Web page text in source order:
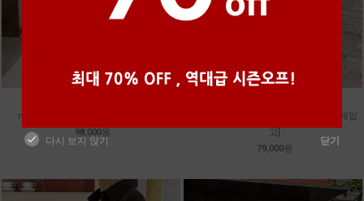
m_밴프 핀턱 린넨스커트 [3차 재입고]
98,000원
m_훌 케미컬 슬리브리스 원피스 [2차 재입
고]
79,000원
다시 보지 않기 닫기